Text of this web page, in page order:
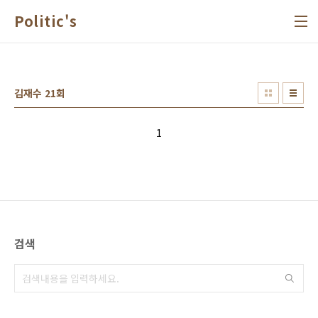
Politic's
김재수 21회
1
검색